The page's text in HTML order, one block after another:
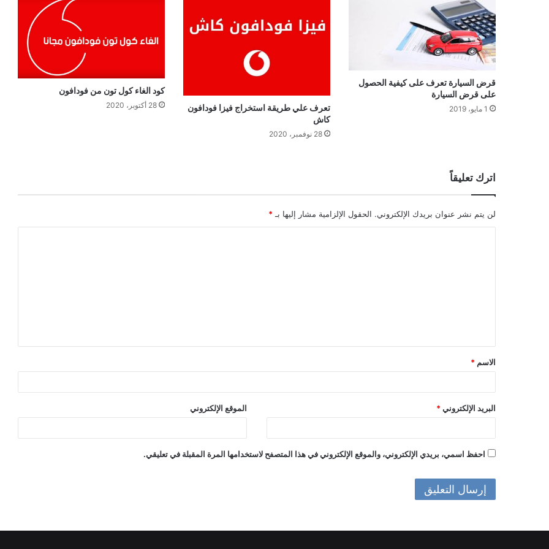
قرض السيارة تعرف على كيفية الحصول
على قرض السيارة
1 مايو، 2019
تعرف علي طريقة استخراج فيزا فودافون
كاش
28 نوفمبر، 2020
كود الغاء كول تون من فودافون
28 أكتوبر، 2020
اترك تعليقاً
لن يتم نشر عنوان بريدك الإلكتروني. الحقول الإلزامية مشار إليها بـ *
ق
*
الاسم *
البريد الإلكتروني * الموقع الإلكتروني
احفظ اسمي، بريدي الإلكتروني، والموقع الإلكتروني في هذا المتصفح لاستخدامها المرة المقبلة في تعليقي.